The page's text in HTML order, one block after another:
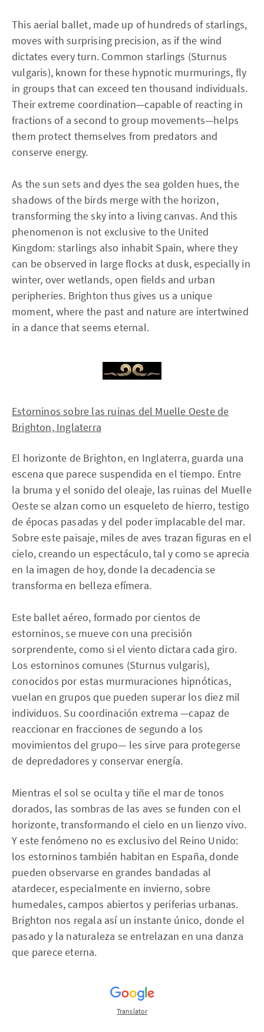
This aerial ballet, made up of hundreds of starlings,
moves with surprising precision, as if the wind
dictates every turn. Common starlings (Sturnus
vulgaris), known for these hypnotic murmurings, fly
in groups that can exceed ten thousand individuals.
Their extreme coordination—capable of reacting in
fractions of a second to group movements—helps
them protect themselves from predators and
conserve energy.
As the sun sets and dyes the sea golden hues, the
shadows of the birds merge with the horizon,
transforming the sky into a living canvas. And this
phenomenon is not exclusive to the United
Kingdom: starlings also inhabit Spain, where they
can be observed in large flocks at dusk, especially in
winter, over wetlands, open fields and urban
peripheries. Brighton thus gives us a unique
moment, where the past and nature are intertwined
in a dance that seems eternal.
Estorninos sobre las ruinas del Muelle Oeste de
Brighton, Inglaterra
El horizonte de Brighton, en Inglaterra, guarda una
escena que parece suspendida en el tiempo. Entre
la bruma y el sonido del oleaje, las ruinas del Muelle
Oeste se alzan como un esqueleto de hierro, testigo
de épocas pasadas y del poder implacable del mar.
Sobre este paisaje, miles de aves trazan figuras en el
cielo, creando un espectáculo, tal y como se aprecia
en la imagen de hoy, donde la decadencia se
transforma en belleza efímera.
Este ballet aéreo, formado por cientos de
estorninos, se mueve con una precisión
sorprendente, como si el viento dictara cada giro.
Los estorninos comunes (Sturnus vulgaris),
conocidos por estas murmuraciones hipnóticas,
vuelan en grupos que pueden superar los diez mil
individuos. Su coordinación extrema —capaz de
reaccionar en fracciones de segundo a los
movimientos del grupo— les sirve para protegerse
de depredadores y conservar energía.
Mientras el sol se oculta y tiñe el mar de tonos
dorados, las sombras de las aves se funden con el
horizonte, transformando el cielo en un lienzo vivo.
Y este fenómeno no es exclusivo del Reino Unido:
los estorninos también habitan en España, donde
pueden observarse en grandes bandadas al
atardecer, especialmente en invierno, sobre
humedales, campos abiertos y periferias urbanas.
Brighton nos regala así un instante único, donde el
pasado y la naturaleza se entrelazan en una danza
que parece eterna.
Translator